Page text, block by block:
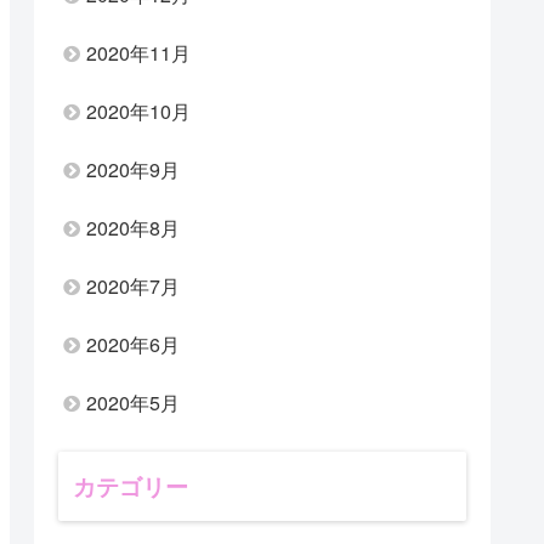
2020年11月
2020年10月
2020年9月
2020年8月
2020年7月
2020年6月
2020年5月
カテゴリー